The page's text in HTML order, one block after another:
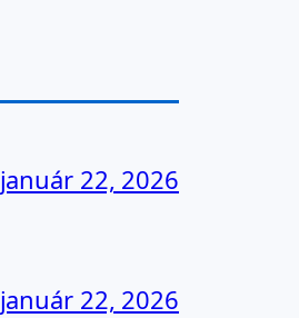
január 22, 2026
január 22, 2026